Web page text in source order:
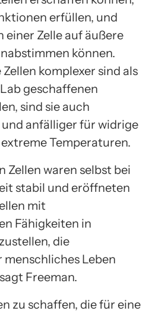
erfüllen, und
einer Zelle auf äußere
können.
komplexer sind als
geschaffenen
sind sie auch
anfälliger für widrige
Temperaturen.
Zellen waren selbst bei
stabil und eröffneten
mit
Fähigkeiten in
die
Leben
Freeman.
zu schaffen, die für eine